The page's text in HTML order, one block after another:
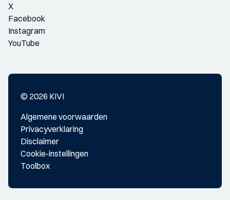
X
Facebook
Instagram
YouTube
© 2026 KIVI
Algemene voorwaarden
Privacyverklaring
Disclaimer
Cookie-instellingen
Toolbox